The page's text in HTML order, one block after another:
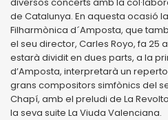
de Catalunya. En aquesta ocasió
Filharmònica d´Amposta, que
el seu director, Carles Royo, fa 25
estarà dividit en dues parts, a la
d’Amposta, interpretarà un
grans compositors simfònics del
Chapí, amb el preludi de La
la seva suite La Viuda Valenciana.